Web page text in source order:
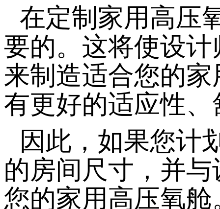
在定制家用高压
要的。这将使设
来制造适合您的
有更好的适应性
因此，如果您计
的房间尺寸，并
您的家用高压氧舱